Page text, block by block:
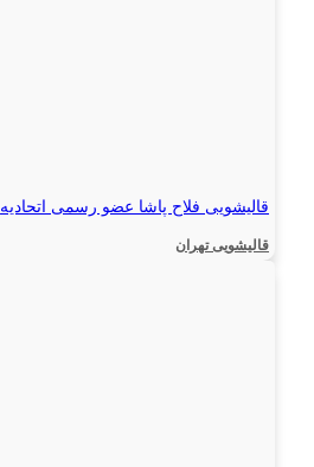
قالیشویی فلاح پاشا عضو رسمی اتحادیه
قالیشویی تهران